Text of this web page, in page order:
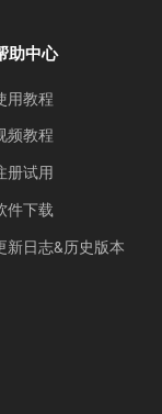
助中心
用教程
频教程
册试用
件下载
新日志&历史版本